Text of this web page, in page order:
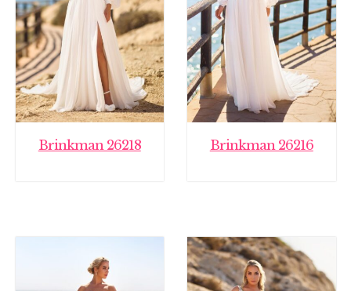
Brinkman 26218 Brinkman 26216